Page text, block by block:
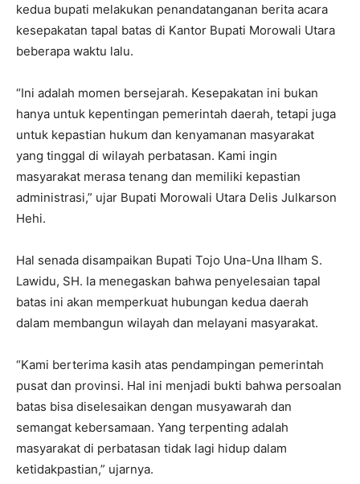
kedua bupati melakukan penandatanganan berita acara
kesepakatan tapal batas di Kantor Bupati Morowali Utara
beberapa waktu lalu.
“Ini adalah momen bersejarah. Kesepakatan ini bukan
hanya untuk kepentingan pemerintah daerah, tetapi juga
untuk kepastian hukum dan kenyamanan masyarakat
yang tinggal di wilayah perbatasan. Kami ingin
masyarakat merasa tenang dan memiliki kepastian
administrasi,” ujar Bupati Morowali Utara Delis Julkarson
Hehi.
Hal senada disampaikan Bupati Tojo Una-Una Ilham S.
Lawidu, SH. Ia menegaskan bahwa penyelesaian tapal
batas ini akan memperkuat hubungan kedua daerah
dalam membangun wilayah dan melayani masyarakat.
“Kami berterima kasih atas pendampingan pemerintah
pusat dan provinsi. Hal ini menjadi bukti bahwa persoalan
batas bisa diselesaikan dengan musyawarah dan
semangat kebersamaan. Yang terpenting adalah
masyarakat di perbatasan tidak lagi hidup dalam
ketidakpastian,” ujarnya.